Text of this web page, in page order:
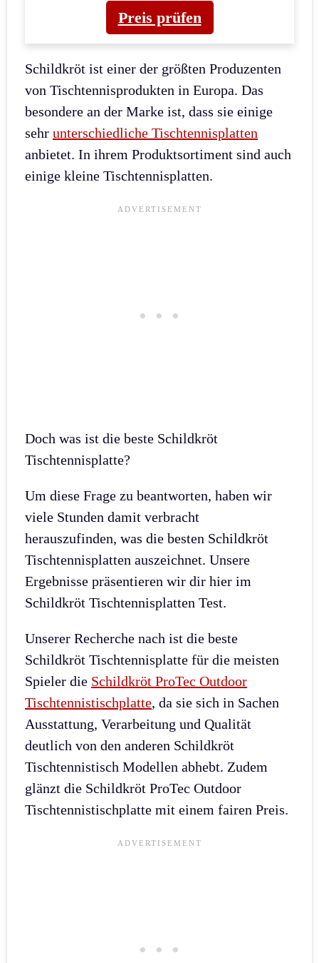
Preis prüfen
Schildkröt ist einer der größten Produzenten
von Tischtennisprodukten in Europa. Das
besondere an der Marke ist, dass sie einige
sehr unterschiedliche Tischtennisplatten
anbietet. In ihrem Produktsortiment sind auch
einige kleine Tischtennisplatten.
Doch was ist die beste Schildkröt
Tischtennisplatte?
Um diese Frage zu beantworten, haben wir
viele Stunden damit verbracht
herauszufinden, was die besten Schildkröt
Tischtennisplatten auszeichnet. Unsere
Ergebnisse präsentieren wir dir hier im
Schildkröt Tischtennisplatten Test.
Unserer Recherche nach ist die beste
Schildkröt Tischtennisplatte für die meisten
Spieler die Schildkröt ProTec Outdoor
Tischtennistischplatte, da sie sich in Sachen
Ausstattung, Verarbeitung und Qualität
deutlich von den anderen Schildkröt
Tischtennistisch Modellen abhebt. Zudem
glänzt die Schildkröt ProTec Outdoor
Tischtennistischplatte mit einem fairen Preis.